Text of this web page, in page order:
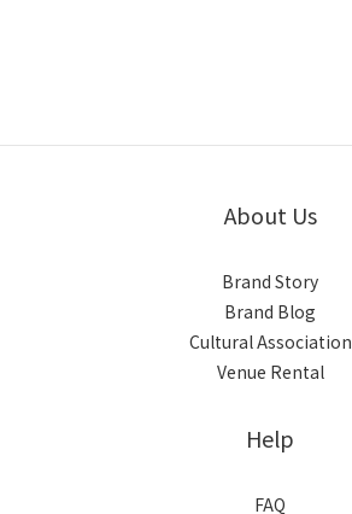
About Us
Brand Story
Brand Blog
Cultural Association
Venue Rental
Help
FAQ